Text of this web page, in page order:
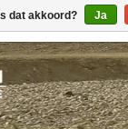
dat akkoord? Ja